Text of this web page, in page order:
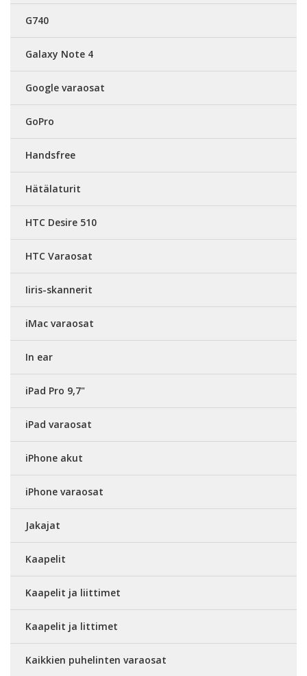
G740
Galaxy Note 4
Google varaosat
GoPro
Handsfree
Hätälaturit
HTC Desire 510
HTC Varaosat
Iiris-skannerit
iMac varaosat
In ear
iPad Pro 9,7"
iPad varaosat
iPhone akut
iPhone varaosat
Jakajat
Kaapelit
Kaapelit ja liittimet
Kaapelit ja littimet
Kaikkien puhelinten varaosat